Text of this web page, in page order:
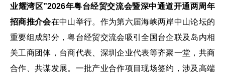
业耀湾区”2026年粤台经贸交流会暨深中通道开通两周年
招商推介会在中山举行。作为第六届海峡两岸中山论坛的
重要组成部分，粤台经贸交流会吸引全国台企联及岛内相
关工商团体，台商代表、深圳企业代表等齐聚一堂，共商
合作、共谋发展。一批产业合作项目现场签约，涉及高端